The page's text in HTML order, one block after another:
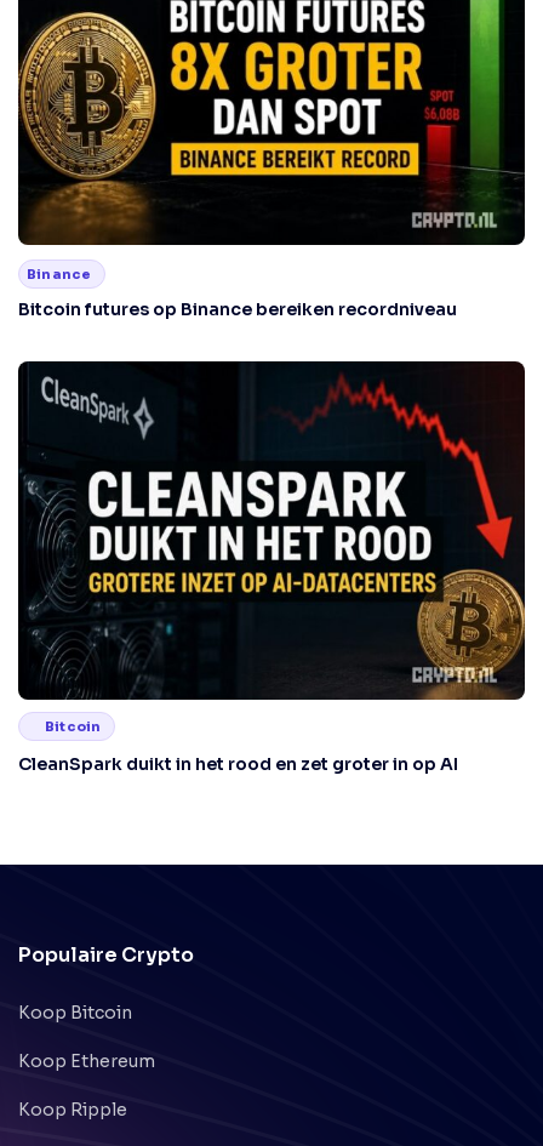
Binance
Bitcoin futures op Binance bereiken recordniveau
Bitcoin
CleanSpark duikt in het rood en zet groter in op AI
Populaire Crypto
Koop Bitcoin
Koop Ethereum
Koop Ripple